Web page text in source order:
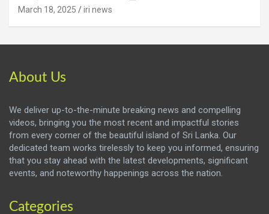
March 18, 2025 iri news
About Us
We deliver up-to-the-minute breaking news and compelling
videos, bringing you the most recent and impactful stories
from every corner of the beautiful island of Sri Lanka. Our
dedicated team works tirelessly to keep you informed, ensuring
that you stay ahead with the latest developments, significant
events, and noteworthy happenings across the nation.
Categories